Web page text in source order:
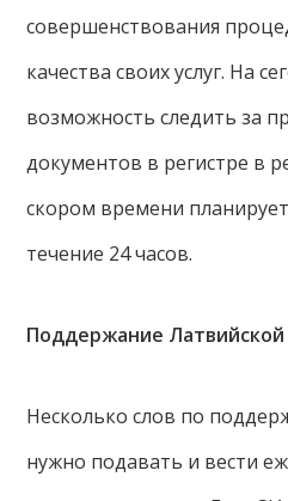
совершенствования
качества своих услуг. На
возможность следить за
документов в регистре в
скором времени
течение 24 часов.
Поддержание
Несколько слов по
нужно подавать и вести